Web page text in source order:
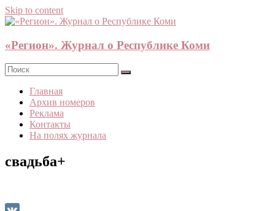
Skip to content
«Регион». Журнал о Республике Коми
Главная
Архив номеров
Реклама
Контакты
На полях журнала
свадьба+